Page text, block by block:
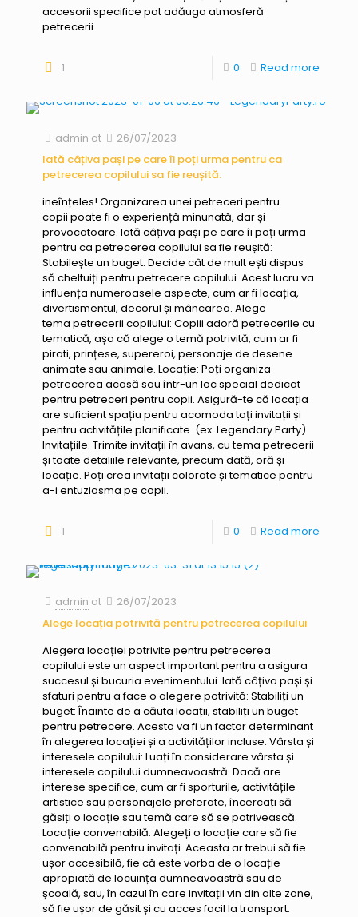
accesorii specifice pot adăuga atmosferă
petrecerii.
1 0 Read more
admin at
26/07/2023
Iată câțiva pași pe care îi poți urma pentru ca
petrecerea copilului sa fie reușită:
ineînțeles! Organizarea unei petreceri pentru
copii poate fi o experiență minunată, dar și
provocatoare. Iată câțiva pași pe care îi poți urma
pentru ca petrecerea copilului sa fie reușită:
Stabilește un buget: Decide cât de mult ești dispus
să cheltuiți pentru petrecere copilului. Acest lucru va
influența numeroasele aspecte, cum ar fi locația,
divertismentul, decorul și mâncarea. Alege
tema petrecerii copilului: Copiii adoră petrecerile cu
tematică, așa că alege o temă potrivită, cum ar fi
pirati, prințese, supereroi, personaje de desene
animate sau animale. Locație: Poți organiza
petrecerea acasă sau într-un loc special dedicat
pentru petreceri pentru copii. Asigură-te că locația
are suficient spațiu pentru acomoda toți invitații și
pentru activitățile planificate. (ex. Legendary Party)
Invitațiile: Trimite invitații în avans, cu tema petrecerii
și toate detaliile relevante, precum dată, oră și
locație. Poți crea invitații colorate și tematice pentru
a-i entuziasma pe copii.
1 0 Read more
admin at
26/07/2023
Alege locația potrivită pentru petrecerea copilului
Alegera locației potrivite pentru petrecerea
copilului este un aspect important pentru a asigura
succesul și bucuria evenimentului. Iată câțiva pași și
sfaturi pentru a face o alegere potrivită: Stabiliți un
buget: Înainte de a căuta locații, stabiliți un buget
pentru petrecere. Acesta va fi un factor determinant
în alegerea locației și a activităților incluse. Vârsta și
interesele copilului: Luați în considerare vârsta și
interesele copilului dumneavoastră. Dacă are
interese specifice, cum ar fi sporturile, activitățile
artistice sau personajele preferate, încercați să
găsiți o locație sau temă care să se potrivească.
Locație convenabilă: Alegeți o locație care să fie
convenabilă pentru invitați. Aceasta ar trebui să fie
ușor accesibilă, fie că este vorba de o locație
apropiată de locuința dumneavoastră sau de
școală, sau, în cazul în care invitații vin din alte zone,
să fie ușor de găsit și cu acces facil la transport.